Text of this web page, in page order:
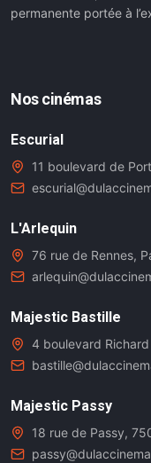
permanente portée à
Nos cinémas
Escurial
11 boulevard de
L'Arlequin
76 rue de Rennes,
Majestic Bastille
4 boulevard
Majestic Passy
18 rue de Passy,